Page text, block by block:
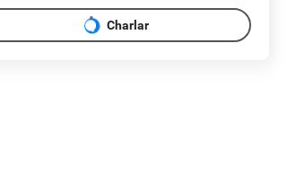
Charlar